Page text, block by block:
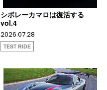
シボレーカマロは復活する
vol.4
2026.07.28
TEST RIDE